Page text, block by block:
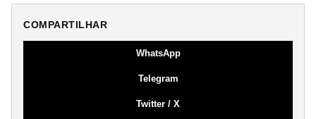
COMPARTILHAR
WhatsApp
Telegram
Twitter / X